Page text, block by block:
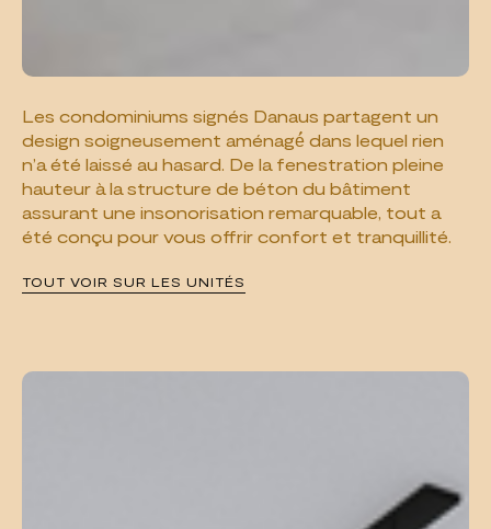
Les condominiums signés Danaus partagent un
design soigneusement aménagé́ dans lequel rien
n’a été laissé au hasard. De la fenestration pleine
hauteur à la structure de béton du bâtiment
assurant une insonorisation remarquable, tout a
été conçu pour vous offrir confort et tranquillité.
TOUT VOIR SUR LES UNITÉS